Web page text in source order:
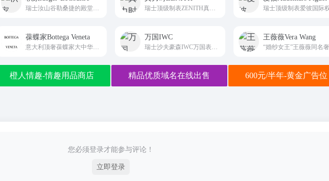
瑞士汝山谷勒桑捷的殿堂级高级制表积家国际权威线上平台Jaeger-LeCoultre
葆蝶家Bottega Veneta
意大利顶奢葆蝶家大中华区官方中文直营平台Bottega Veneta
万国IWC 王薇薇Vera Wang
橙人情趣-情趣用品商店 精品优质域名在线出售 600元/半年-黄金广告位
您必须登录才能参与评论！
立即登录